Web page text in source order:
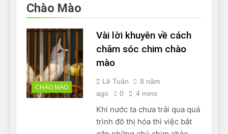
why!
7 Năm Ago
Do Bulldogs Fart? Yes! And
How to Stop It!
7 Năm Ago
The Ultimate Guide to What
Bulldogs Can (and can’t) Eat
7 Năm Ago
Bulldog Anal Gland Problem
and How to Treat It
7 Năm Ago
Can Bulldogs Run Long
Chào Mào
CHÀO MÀO
Vài lời khuyên về cách
chăm sóc chim chào
mào
Lê Tuân
8 năm
ago
0 4 mins
Khi nước ta chưa trải qua quá
trình đô thị hóa thì việc bắt